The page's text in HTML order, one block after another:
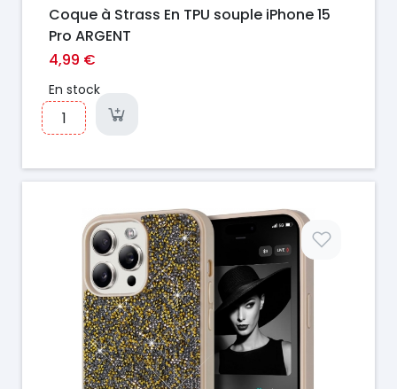
Coque à Strass En TPU souple iPhone 15
Pro ARGENT
4,99 €
En stock